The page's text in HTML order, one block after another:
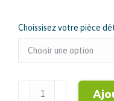
Choissisez votre pièce
quantité